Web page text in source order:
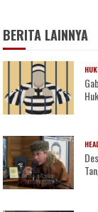
BERITA LAINNYA